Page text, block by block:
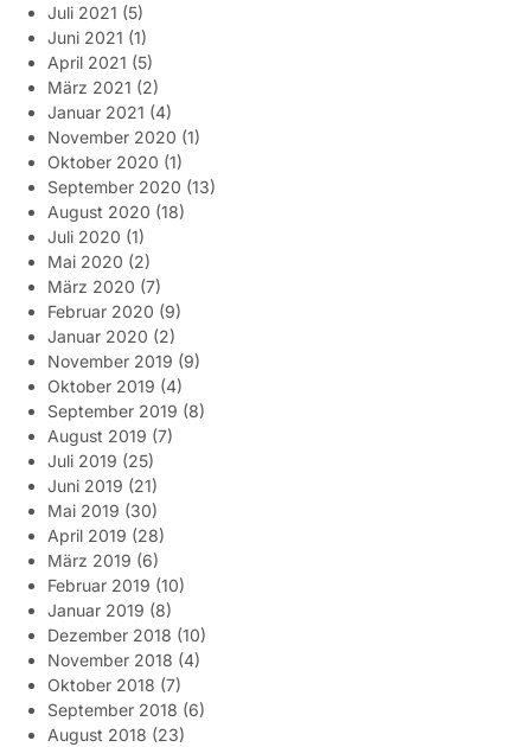
Juli 2021 (5)
Juni 2021 (1)
April 2021 (5)
März 2021 (2)
Januar 2021 (4)
November 2020 (1)
Oktober 2020 (1)
September 2020 (13)
August 2020 (18)
Juli 2020 (1)
Mai 2020 (2)
März 2020 (7)
Februar 2020 (9)
Januar 2020 (2)
November 2019 (9)
Oktober 2019 (4)
September 2019 (8)
August 2019 (7)
Juli 2019 (25)
Juni 2019 (21)
Mai 2019 (30)
April 2019 (28)
März 2019 (6)
Februar 2019 (10)
Januar 2019 (8)
Dezember 2018 (10)
November 2018 (4)
Oktober 2018 (7)
September 2018 (6)
August 2018 (23)